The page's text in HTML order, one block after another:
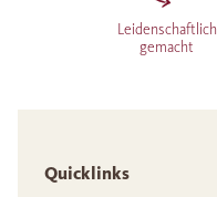
Leidenschaftlich
gemacht
Quicklinks